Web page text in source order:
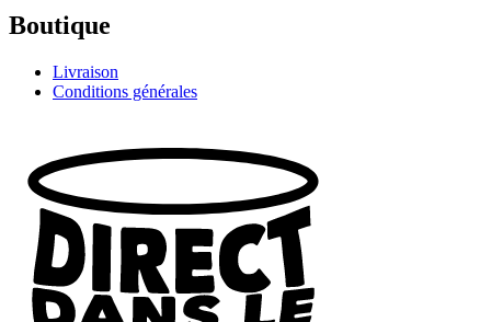
Boutique
Livraison
Conditions générales